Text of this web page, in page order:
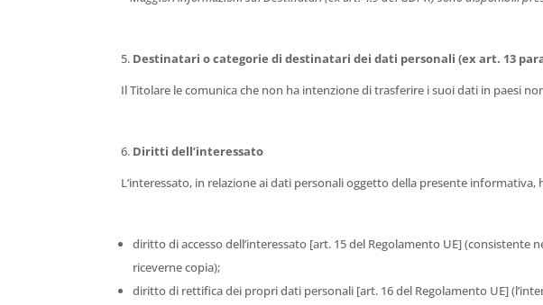
Destinatari o categorie di destinatari dei dati personali (ex art. 13
Il Titolare le comunica che non ha intenzione di trasferire i suoi dati in paesi
Diritti dell’interessato
L’interessato, in relazione ai dati personali oggetto della presente
diritto di accesso dell’interessato [art. 15 del Regolamento UE]
riceverne copia);
diritto di rettifica dei propri dati personali [art. 16 del Regolamento UE]